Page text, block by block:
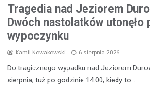
Tragedia nad Jeziorem
Dwóch nastolatków utonęło
wypoczynku
Kamil Nowakowski 6 sierpnia 2026
Do tragicznego wypadku nad Jeziorem
sierpnia, tuż po godzinie 14:00, kiedy to…